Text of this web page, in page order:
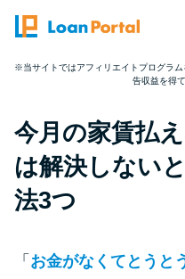
トップペー
おすすめコン
※当サイトではアフィリエイトプログラ
告収益を得
今月の家賃払
は解決しない
法3つ
「 お金がなくてとうと